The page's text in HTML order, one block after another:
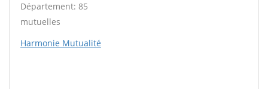
Département: 85
mutuelles
Harmonie Mutualité